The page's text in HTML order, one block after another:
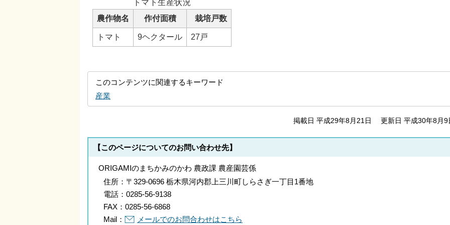
トマト生産状況
農作物名 作付面積 栽培戸数
トマト 9ヘクタール 27戸
このコンテンツに関連するキーワード
産業
掲載日 平成29年8月21日 更新日 平成30年8月9
【このページについてのお問い合わせ先】
ORIGAMIのまちかみのかわ 農政課 農産園芸係
住所： 〒329-0696 栃木県河内郡上三川町しらさぎ一丁目1番地
電話： 0285-56-9138
FAX： 0285-56-6868
Mail：
メールでのお問合わせはこちら